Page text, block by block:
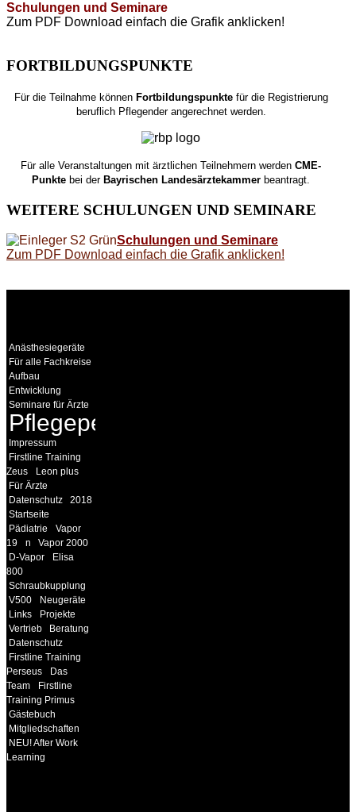
Schulungen und Seminare
Zum PDF Download einfach die Grafik anklicken!
FORTBILDUNGSPUNKTE
Für die Teilnahme könnenFortbildungspunktefür die Registrierung
beruflich Pflegender angerechnet werden.
Für alle Veranstaltungen mit ärztlichen Teilnehmern werdenCME-
Punkte bei derBayrischen Landesärztekammer beantragt.
WEITERE SCHULUNGEN UND SEMINARE
Schulungen und Seminare
Zum PDF Download einfach die Grafik anklicken!
Anästhesiegeräte
Für alle Fachkreise
Aufbau
Entwicklung
Seminare für Ärzte
Pflegepersonal
Impressum
Firstline Training
Zeus
Leon plus
Für Ärzte
Datenschutz
2018
Startseite
Pädiatrie
Vapor
19
n
Vapor 2000
D-Vapor
Elisa
800
Schraubkupplung
V500
Neugeräte
Links
Projekte
Vertrieb
Beratung
Datenschutz
Firstline Training
Perseus
Das
Team
Firstline
Training Primus
Gästebuch
Mitgliedschaften
NEU! After Work
Learning